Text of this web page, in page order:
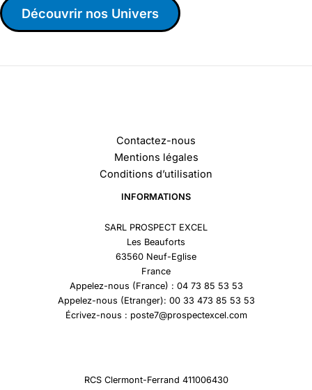
Découvrir nos Univers
Contactez-nous
Mentions légales
Conditions d’utilisation
INFORMATIONS
SARL PROSPECT EXCEL
Les Beauforts
63560 Neuf-Eglise
France
Appelez-nous (France) : 04 73 85 53 53
Appelez-nous (Etranger): 00 33 473 85 53 53
Écrivez-nous : poste7@prospectexcel.com
RCS Clermont-Ferrand 411006430